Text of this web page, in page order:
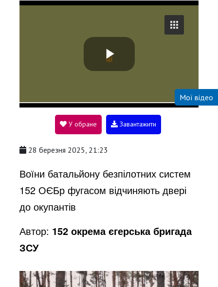
P
l
a
y
i
d
У обране Завантажити
28 березня 2025, 21:23
Воїни батальйону безпілотних систем
152 ОЄБр фугасом відчиняють двері
до окупантів
Автор: 152 окрема єгерська бригада
ЗСУ
Мої відео